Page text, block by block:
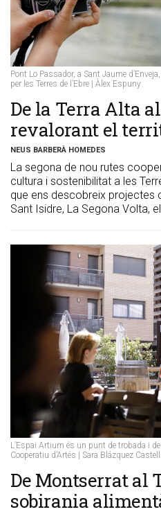
Pont Lo Passador, a Sant Jaume
per les Terres de l’Ebre | Àlex Espuny
De la Terra Alta
revalorant el
NEUS BARBERÀ HOMEDES
La segona de nou rutes
cultura i sostenibilitat a les
que ens descobreix projectes
Sant Isidre, La Segona Volta,
L’Espai Artium és un punt de trobada i
Cooperatiu d’Artés | Sara Blázquez
De Montserrat al
sobirania